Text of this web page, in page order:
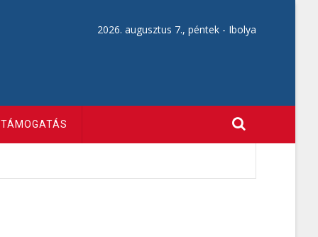
2026. augusztus 7., péntek - Ibolya
TÁMOGATÁS